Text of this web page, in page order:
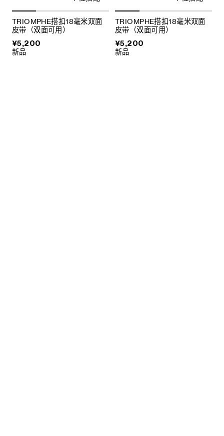
TRIOMPHE搭扣18毫米双面
皮带（双面可用）
¥5,200
新品
TRIOMPHE搭扣18毫米双面
皮带（双面可用）
¥5,200
新品